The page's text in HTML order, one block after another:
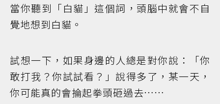
當你聽到「白貓」這個詞，頭腦中就會不自
覺地想到白貓。
試想一下，如果身邊的人總是對你說：「你
敢打我？你試試看？」說得多了，某一天，
你可能真的會掄起拳頭砸過去……